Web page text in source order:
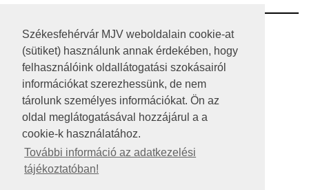
Székesfehérvár MJV weboldalain cookie-at
(sütiket) használunk annak érdekében, hogy
felhasználóink oldallátogatási szokásairól
információkat szerezhessünk, de nem
tárolunk személyes információkat. Ön az
oldal meglátogatásával hozzájárul a a
cookie-k használatához.
További információ az adatkezelési
tájékoztatóban!
RSS
A HONLAP 2017.03.31-I ÁLLAPOTA
JOGI NYILATKOZAT
IMPRESSZUM
KÖZÉRDEKŰ ADATOK